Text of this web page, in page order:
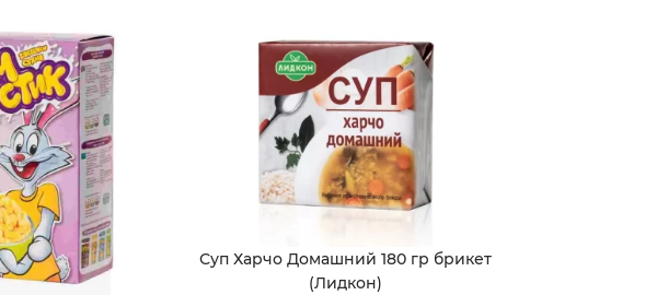
Суп Харчо Домашний 180 гр брикет
(Лидкон)